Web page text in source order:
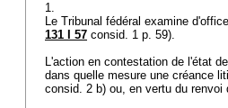
1.
Le Tribunal fédéral examine
131 I 57 consid. 1 p. 59).
L'action en contestation de l'état
dans quelle mesure une créance
consid. 2 b) ou, en vertu du renvoi